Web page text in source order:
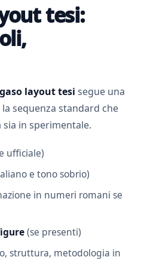
tesi:
layout tesi segue una
sequenza standard che
in sperimentale.
ufficiale)
e tono sobrio)
in numeri romani se
(se presenti)
struttura, metodologia in